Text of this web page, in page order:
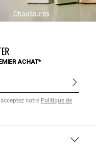
Chaussures
ACHAT*
notre Politique de